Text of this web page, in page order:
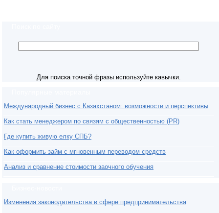
Для поиска точной фразы используйте кавычки.
Международный бизнес с Казахстаном: возможности и перспективы
Как стать менеджером по связям с общественностью (PR)
Где купить живую елку СПБ?
Как оформить займ с мгновенным переводом средств
Анализ и сравнение стоимости заочного обучения
Изменения законодательства в сфере предпринимательства